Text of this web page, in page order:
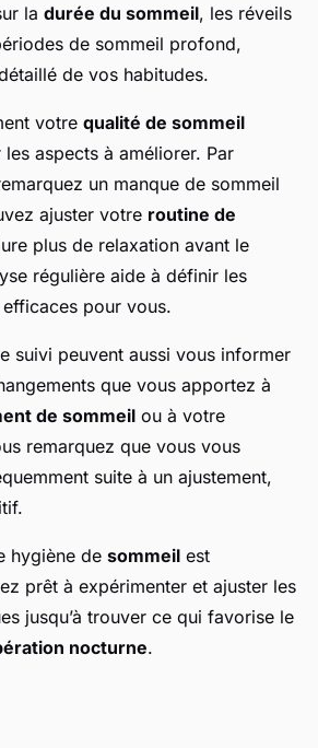
la durée du sommeil, les réveils
de sommeil profond,
de vos habitudes.
votre qualité de sommeil
les aspects à améliorer. Par
un manque de sommeil
ajuster votre routine de
plus de relaxation avant le
régulière aide à définir les
pour vous.
suivi peuvent aussi vous informer
que vous apportez à
de sommeil ou à votre
remarquez que vous vous
suite à un ajustement,
hygiène de sommeil est
prêt à expérimenter et ajuster les
jusqu’à trouver ce qui favorise le
nocturne.